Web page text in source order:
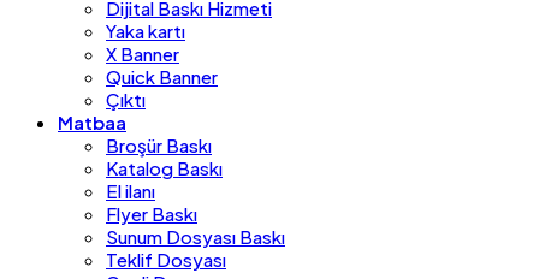
Dijital Baskı Hizmeti
Yaka kartı
X Banner
Quick Banner
Çıktı
Matbaa
Broşür Baskı
Katalog Baskı
El ilanı
Flyer Baskı
Sunum Dosyası Baskı
Teklif Dosyası